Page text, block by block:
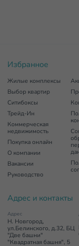
Избранное
Жилые комплексы
Выбор квартир
Ситибоксы
Трейд-Ин
Коммерческая
недвижимость
Покупка онлайн
О компании
Вакансии
Руководство
Адрес и контакты
Адрес
Н. Новгород,
ул.Белинского, д.32, БЦ
"Две башни"
"Квадратная башня", 5